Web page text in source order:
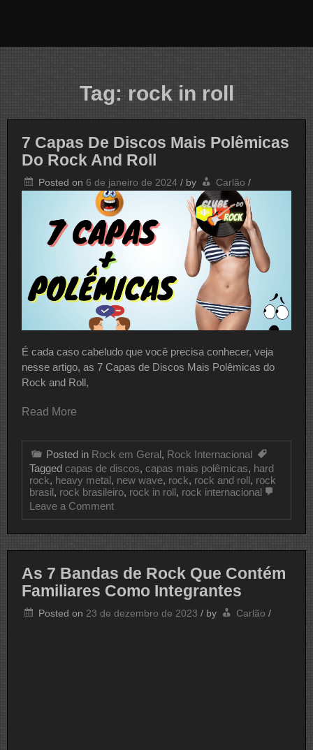
Tag: rock in roll
7 Capas De Discos Mais Polêmicas
Do Rock And Roll
Posted on 6 de janeiro de 2024 / by Carlão /
É cada caso cabeludo que você precisa conhecer, veja
nesse artigo, as 7 Capas de Discos Mais Polêmicas do
Rock and Roll,
Read More
Posted in Rock em Geral, Rock Internacional
Tagged capas de discos, capas mais polêmicas, hard
rock, heavy metal, new wave, rock, rock and roll, rock
brasil, rock brasileiro, rock in roll, rock internacional
Leave a Commenton
7
Discos
Mais
Polêmicas
Do
Rock
And
As 7 Bandas de Rock Que Contém
Familiares Como Integrantes
Posted on 23 de dezembro de 2023 / by Carlão /